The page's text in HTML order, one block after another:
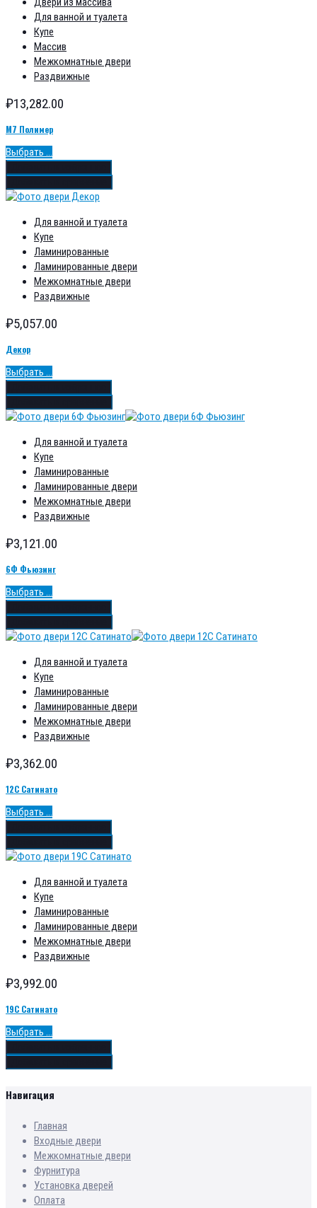
Для ванной и туалета
Купе
Массив
Межкомнатные двери
Раздвижные
₽13,282.00
М7 Полимер
Выбрать ...
Для ванной и туалета
Купе
Ламинированные
Ламинированные двери
Межкомнатные двери
Раздвижные
₽5,057.00
Декор
Выбрать ...
Для ванной и туалета
Купе
Ламинированные
Ламинированные двери
Межкомнатные двери
Раздвижные
₽3,121.00
6Ф Фьюзинг
Выбрать ...
Для ванной и туалета
Купе
Ламинированные
Ламинированные двери
Межкомнатные двери
Раздвижные
₽3,362.00
12С Сатинато
Выбрать ...
Для ванной и туалета
Купе
Ламинированные
Ламинированные двери
Межкомнатные двери
Раздвижные
₽3,992.00
19С Сатинато
Выбрать ...
Навигация
Главная
Входные двери
Межкомнатные двери
Фурнитура
Установка дверей
Оплата